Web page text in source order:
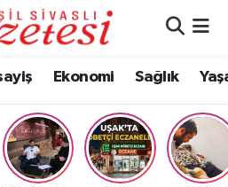
Ekonomi Sağlık